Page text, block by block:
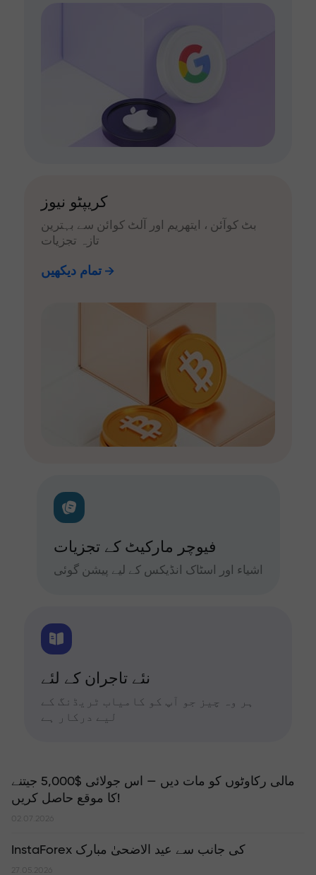
کریپٹو نیوز
بٹ کوآئن ، ایتھریم اور آلٹ کوائن سے بہترین
تازہ تجزیات
تمام دیکھیں
فیوچر مارکیٹ کے تجزیات
اشیاء اور اسٹاک انڈیکس کے لیے پیشن گوئی
نئے تاجران کے لئے
ہر وہ چیز جو آپ کو کامیاب ٹریڈنگ کے
لیے درکار ہے
مالی رکاوٹوں کو مات دیں — اس جولائی $5,000 جیتنے
کا موقع حاصل کریں!
02.07.2026
InstaForex کی جانب سے عید الاضحیٰ مبارک
27.05.2026